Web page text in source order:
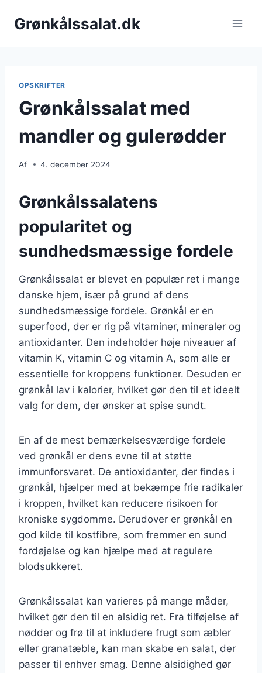
Grønkålssalat.dk
OPSKRIFTER
Grønkålssalat med
mandler og gulerødder
Af 4. december 2024
Grønkålssalatens
popularitet og
sundhedsmæssige fordele
Grønkålssalat er blevet en populær ret i mange
danske hjem, især på grund af dens
sundhedsmæssige fordele. Grønkål er en
superfood, der er rig på vitaminer, mineraler og
antioxidanter. Den indeholder høje niveauer af
vitamin K, vitamin C og vitamin A, som alle er
essentielle for kroppens funktioner. Desuden er
grønkål lav i kalorier, hvilket gør den til et ideelt
valg for dem, der ønsker at spise sundt.
En af de mest bemærkelsesværdige fordele
ved grønkål er dens evne til at støtte
immunforsvaret. De antioxidanter, der findes i
grønkål, hjælper med at bekæmpe frie radikaler
i kroppen, hvilket kan reducere risikoen for
kroniske sygdomme. Derudover er grønkål en
god kilde til kostfibre, som fremmer en sund
fordøjelse og kan hjælpe med at regulere
blodsukkeret.
Grønkålssalat kan varieres på mange måder,
hvilket gør den til en alsidig ret. Fra tilføjelse af
nødder og frø til at inkludere frugt som æbler
eller granatæble, kan man skabe en salat, der
passer til enhver smag. Denne alsidighed gør